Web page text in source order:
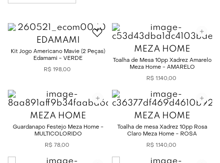
EDAMAMI
Kit Jogo Americano Mavie (2 Peças)
Edamami - VERDE
R$ 198,00
MEZA HOME
Toalha de Mesa 10pp Xadrez Amarelo
Meza Home - AMARELO
R$ 1.140,00
MEZA HOME
Guardanapo Festejo Meza Home -
MULTICOLORIDO
R$ 78,00
MEZA HOME
Toalha de mesa Xadrez 10pp Rosa
Claro Meza Home - ROSA
R$ 1.140,00